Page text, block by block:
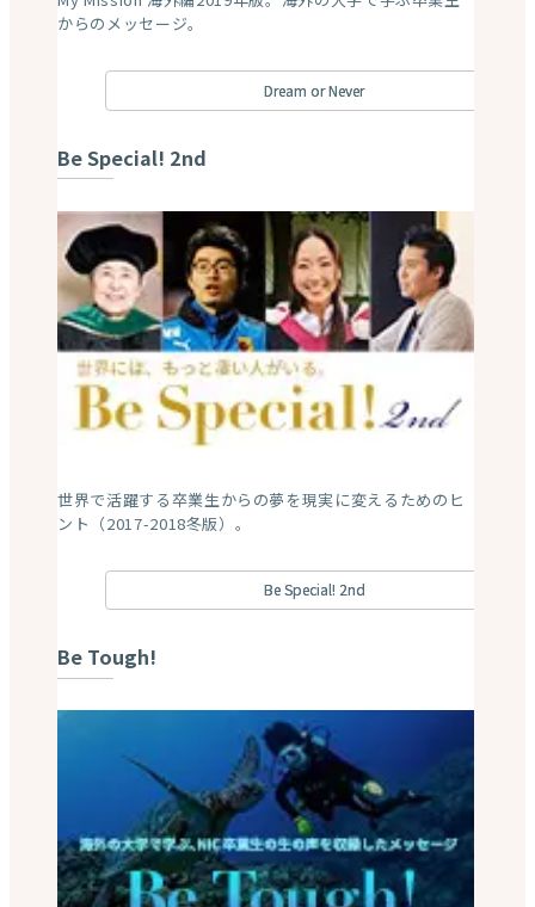
からのメッセージ。
Dream or Never
Be Special! 2nd
世界で活躍する卒業生からの夢を現実に変えるためのヒ
ント（2017-2018冬版）。
Be Special! 2nd
Be Tough!